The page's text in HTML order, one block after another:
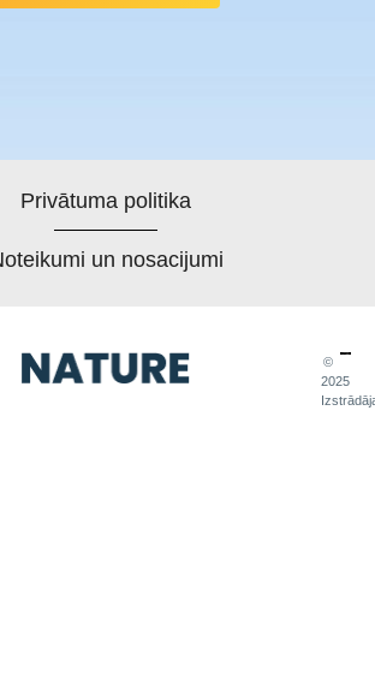
Privātuma politika
un nosacijumi
©
2025